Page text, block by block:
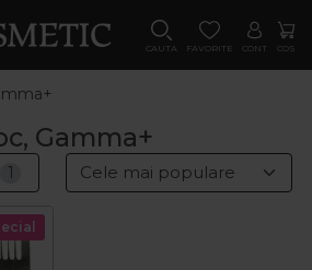
CAUTA FAVORITE CONT COS
Gamma+
1